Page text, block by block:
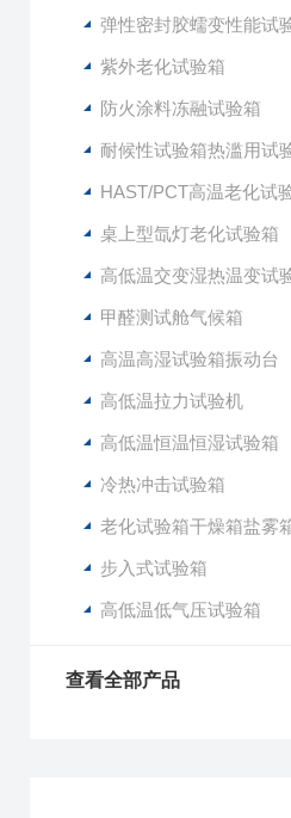
弹性密封胶蠕变性能试
紫外老化试验箱
防火涂料冻融试验箱
耐候性试验箱热滥用试
HAST/PCT高温老化试
桌上型氙灯老化试验箱
高低温交变湿热温变试
甲醛测试舱气候箱
高温高湿试验箱振动台
高低温拉力试验机
高低温恒温恒湿试验箱
冷热冲击试验箱
老化试验箱干燥箱盐雾
步入式试验箱
高低温低气压试验箱
查看全部产品